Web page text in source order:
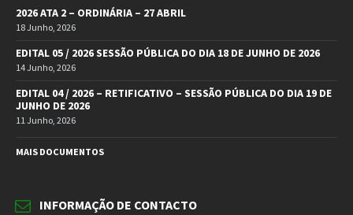
2026 ATA 2 – ORDINÁRIA – 27 ABRIL
18 Junho, 2026
EDITAL 05 / 2026 SESSÃO PÚBLICA DO DIA 18 DE JUNHO DE 2026
14 Junho, 2026
EDITAL 04 / 2026 – RETIFICATIVO – SESSÃO PÚBLICA DO DIA 19 DE
JUNHO DE 2026
11 Junho, 2026
MAIS DOCUMENTOS
INFORMAÇÃO DE CONTACTO